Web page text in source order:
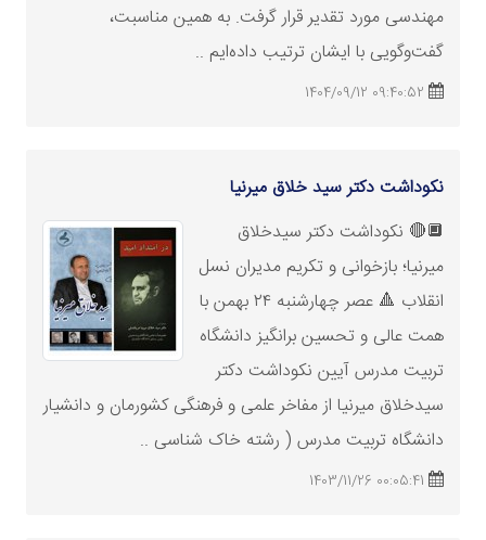
مهندسی مورد تقدیر قرار گرفت. به همین مناسبت،
گفت‌وگویی با ایشان ترتیب داده‌ایم ..
09:40:52 1404/09/12
نکوداشت دکتر سید خلاق میرنیا
🔲🔴 نکوداشت دکتر سیدخلاق
میرنیا؛ بازخوانی و تکریم مدیران نسل
انقلاب 🔺 عصر چهارشنبه ۲۴ بهمن با
همت عالی و تحسین برانگیز دانشگاه
تربیت مدرس آیین نکوداشت دکتر
سیدخلاق میرنیا از مفاخر علمی و فرهنگی کشورمان و دانشیار
دانشگاه تربیت مدرس ( رشته خاک شناسی ..
00:05:41 1403/11/26